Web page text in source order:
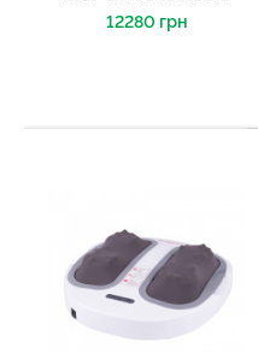
12280 грн